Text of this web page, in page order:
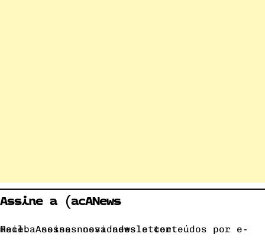
Assine a (acANews
Receba nossas novidades e conteúdos por e-mail. Assine nossa newsletter.